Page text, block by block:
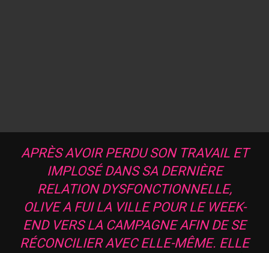
APRÈS AVOIR PERDU SON TRAVAIL ET
IMPLOSÉ DANS SA DERNIÈRE
RELATION DYSFONCTIONNELLE,
OLIVE A FUI LA VILLE POUR LE WEEK-
END VERS LA CAMPAGNE AFIN DE SE
RÉCONCILIER AVEC ELLE-MÊME. ELLE